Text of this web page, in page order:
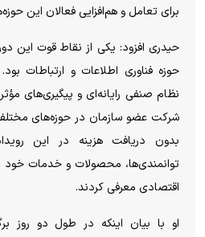
برای تعامل و هم‌افزایی فعالان این
حیدری افزود: یکی از نقاط قوت این
حوزه فناوری اطلاعات و ارتباطات
شرکت عضو سازمان در حوزه‌های مختلف
بدون دریافت هزینه در این
توانمندی‌ها، محصولات و خدمات خود
اقتصادی معرفی کردند.
او با بیان اینکه در طول دو روز